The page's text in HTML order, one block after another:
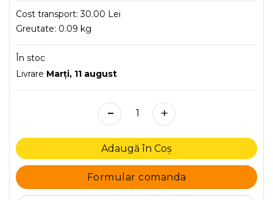
Cost transport:30.00 Lei
Greutate: 0.09 kg
În stoc
Livrare Marţi, 11 august
- +
Adaugă în Coș
Formular comanda